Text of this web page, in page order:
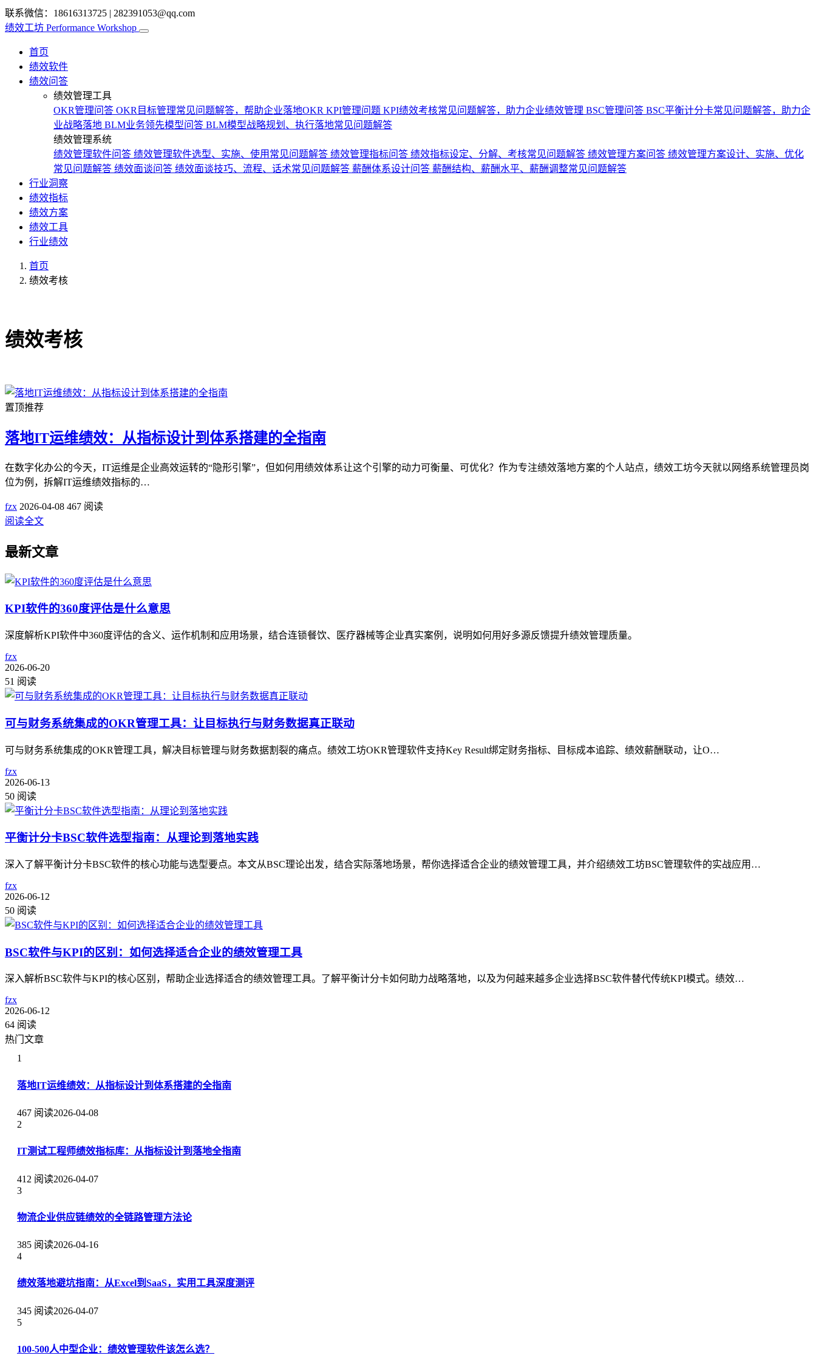
联系微信：18616313725 | 282391053@qq.com
绩效工坊 Performance Workshop
首页
绩效软件
绩效问答
绩效管理工具
OKR管理问答 OKR目标管理常见问题解答，帮助企业落地OKR KPI管理问题 KPI绩效考核常见问题解答，助力企业绩效管理 BSC管理问答 BSC平衡计分卡常见问题解答，助力企
业战略落地 BLM业务领先模型问答 BLM模型战略规划、执行落地常见问题解答
绩效管理系统
绩效管理软件问答 绩效管理软件选型、实施、使用常见问题解答 绩效管理指标问答 绩效指标设定、分解、考核常见问题解答 绩效管理方案问答 绩效管理方案设计、实施、优化
常见问题解答 绩效面谈问答 绩效面谈技巧、流程、话术常见问题解答 薪酬体系设计问答 薪酬结构、薪酬水平、薪酬调整常见问题解答
行业洞察
绩效指标
绩效方案
绩效工具
行业绩效
首页
绩效考核
绩效考核
置顶推荐
落地IT运维绩效：从指标设计到体系搭建的全指南
在数字化办公的今天，IT运维是企业高效运转的“隐形引擎”，但如何用绩效体系让这个引擎的动力可衡量、可优化？作为专注绩效落地方案的个人站点，绩效工坊今天就以网络系统管理员岗
位为例，拆解IT运维绩效指标的…
fzx 2026-04-08 467 阅读
阅读全文
最新文章
KPI软件的360度评估是什么意思
深度解析KPI软件中360度评估的含义、运作机制和应用场景，结合连锁餐饮、医疗器械等企业真实案例，说明如何用好多源反馈提升绩效管理质量。
fzx
2026-06-20
51 阅读
可与财务系统集成的OKR管理工具：让目标执行与财务数据真正联动
可与财务系统集成的OKR管理工具，解决目标管理与财务数据割裂的痛点。绩效工坊OKR管理软件支持Key Result绑定财务指标、目标成本追踪、绩效薪酬联动，让O…
fzx
2026-06-13
50 阅读
平衡计分卡BSC软件选型指南：从理论到落地实践
深入了解平衡计分卡BSC软件的核心功能与选型要点。本文从BSC理论出发，结合实际落地场景，帮你选择适合企业的绩效管理工具，并介绍绩效工坊BSC管理软件的实战应用…
fzx
2026-06-12
50 阅读
BSC软件与KPI的区别：如何选择适合企业的绩效管理工具
深入解析BSC软件与KPI的核心区别，帮助企业选择适合的绩效管理工具。了解平衡计分卡如何助力战略落地，以及为何越来越多企业选择BSC软件替代传统KPI模式。绩效…
fzx
2026-06-12
64 阅读
热门文章
1
落地IT运维绩效：从指标设计到体系搭建的全指南
467 阅读2026-04-08
2
IT测试工程师绩效指标库：从指标设计到落地全指南
412 阅读2026-04-07
3
物流企业供应链绩效的全链路管理方法论
385 阅读2026-04-16
4
绩效落地避坑指南：从Excel到SaaS，实用工具深度测评
345 阅读2026-04-07
5
100-500人中型企业：绩效管理软件该怎么选？